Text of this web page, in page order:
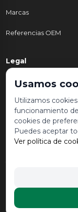
Marcas
Referencias OEM
Legal
Política de Privacidad
Aviso legal y
uso
Política de Cookies
© 2026 Desguace
Usamos
Utilizamos
funcionamiento
cookies de
Puedes aceptar
Ver política de